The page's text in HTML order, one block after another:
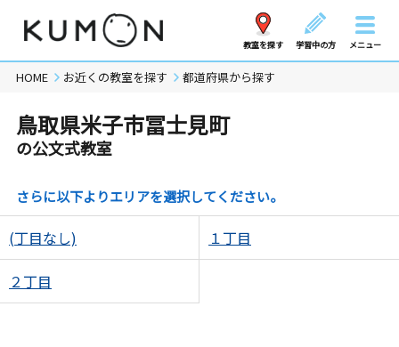
教室を探す 学習中の方 メニュー
HOME お近くの教室を探す 都道府県から探す
鳥取県米子市冨士見町
の公文式教室
さらに以下よりエリアを選択してください。
(丁目なし) １丁目
２丁目